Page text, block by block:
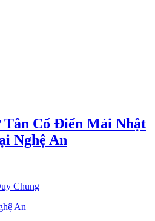
Cổ Điển Mái Nhật
Nghệ An
Chung
An